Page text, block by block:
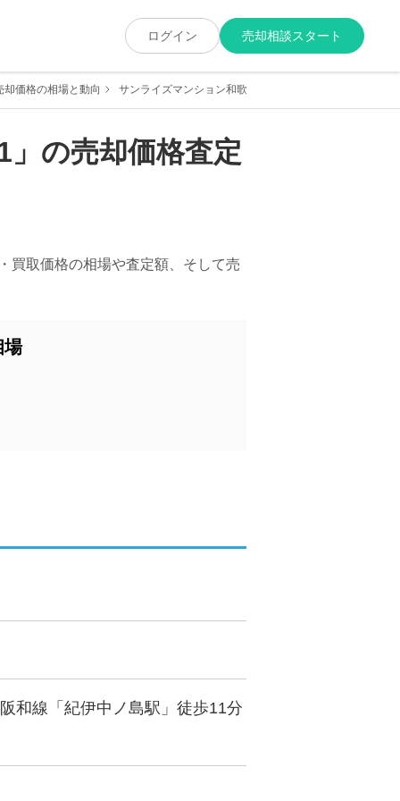
ログイン 売却相談スタート
価格の相場と動向 サンライズマンション和歌山1の売却価格の相場・売却実
」の売却価格査定
買取価格の相場や査定額、そして売
場
和線「紀伊中ノ島駅」徒歩11分